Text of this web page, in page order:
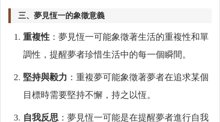
三、夢見恆一的象徵意義
重複性 ：夢見恆一可能象徵著生活的重複性和單
調性，提醒夢者珍惜生活中的每一個瞬間。
堅持與毅力 ：重複夢可能象徵著夢者在追求某個
目標時需要堅持不懈，持之以恆。
自我反思 ：夢見恆一可能是在提醒夢者進行自我